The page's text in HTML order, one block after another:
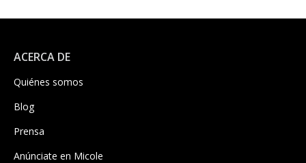
ACERCA DE
Quiénes somos
Blog
Prensa
Anúnciate en Micole